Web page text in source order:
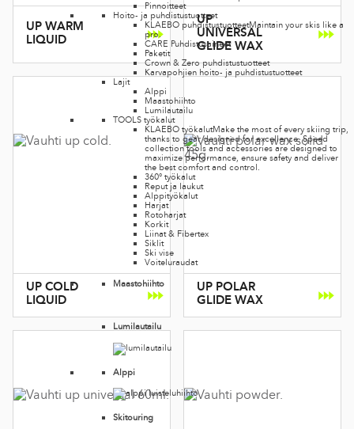
Pinnoitteet
Hoito- ja puhdistustuotteet
KLAEBO puhdistustuotteetMaintain your skis like a
pro.
CARE Puhdistusaineet
Paketit
Crown & Zero puhdistustuotteet
Karvapohjien hoito- ja puhdistustuotteet
Lajit
Alppi
Maastohiihto
Lumilautailu
TOOLS työkalut
KLAEBO työkalutMake the most of every skiing trip,
thanks to gear designed for excellence. Speed
collection tools and accessories are designed to
maximize performance, ensure safety and deliver
the best comfort and control.
360° työkalut
Reput ja laukut
Alppityökalut
Harjat
Rotoharjat
Korkit
Liinat & Fibertex
Siklit
Ski vise
Voiteluraudat
Maastohiihto
Lumilautailu
Alppi
Skitouring
UP WARM
LIQUID
UP
UNIVERSAL
GLIDE WAX
UP COLD
LIQUID
UP POLAR
GLIDE WAX